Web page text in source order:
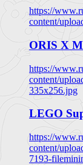
https://
content/
ORIS X
https://
content/
335x256.jpg
LEGO
https://
content/
7193-